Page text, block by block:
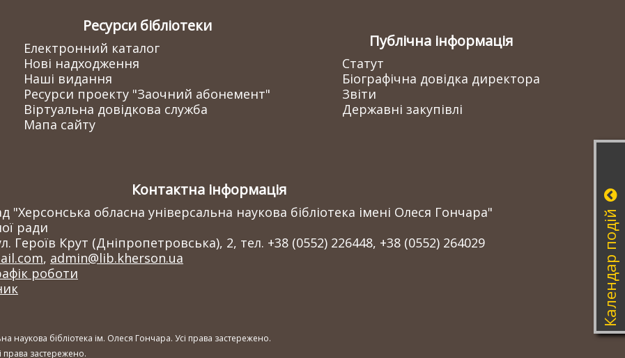
Ресурси бібліотеки
Електронний каталог
Нові надходження
Наші видання
Ресурси проекту "Заочний абонемент"
Віртуальна довідкова служба
Мапа сайту
Публічна інформація
Статут
Біографічна довідка директора
Звіти
Державні закупівлі
Контактна інформація
"Херсонська обласна універсальна наукова бібліотека імені Олеся Гончара"
ради
Героїв Крут (Дніпропетровська), 2, тел. +38 (0552) 226448, +38 (0552) 264029
, admin@lib.kherson.ua
роботи
наукова бібліотека ім. Олеся Гончара. Усі права застережено.
права застережено.
Календар подій